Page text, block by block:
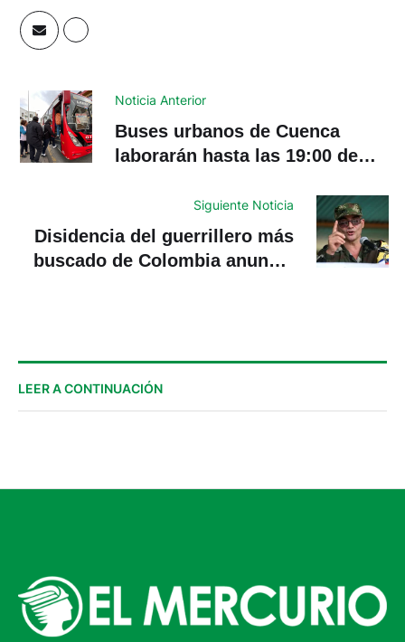
Noticia Anterior
Buses urbanos de Cuenca
laborarán hasta las 19:00 de
Siguiente Noticia
Disidencia del guerrillero más
buscado de Colombia anuncia
LEER A CONTINUACIÓN